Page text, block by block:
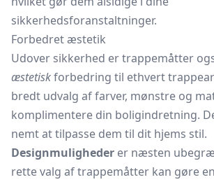
sikkerhedsforanstaltninger.
Forbedret æstetik
Udover sikkerhed er trappemåtter
æstetiskforbedring til ethvert
bredt udvalg af farver, mønstre og
komplimentere din boligindretning.
nemt at tilpasse dem til dit hjems stil.
Designmuligheder er næsten
rette valg af trappemåtter kan gøre